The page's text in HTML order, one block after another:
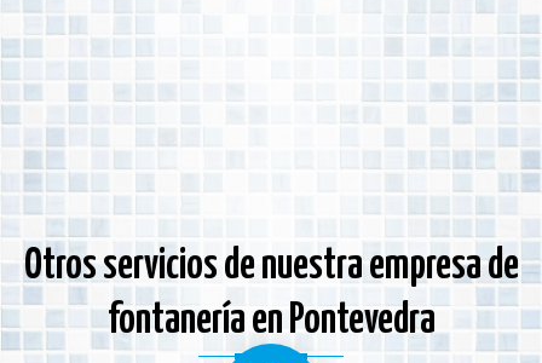
Otros servicios de nuestra empresa de
fontanería en Pontevedra